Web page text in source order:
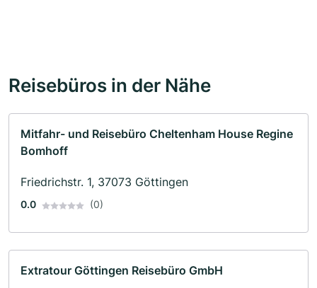
Reisebüros in der Nähe
Mitfahr- und Reisebüro Cheltenham House Regine
Bomhoff
Friedrichstr. 1, 37073 Göttingen
0.0 (0)
Extratour Göttingen Reisebüro GmbH